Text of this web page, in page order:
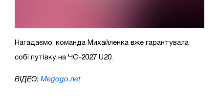
Нагадаємо, команда Михайленка вже гарантувала
собі путівку на ЧС-2027 U20.
ВІДЕО: Megogo.net